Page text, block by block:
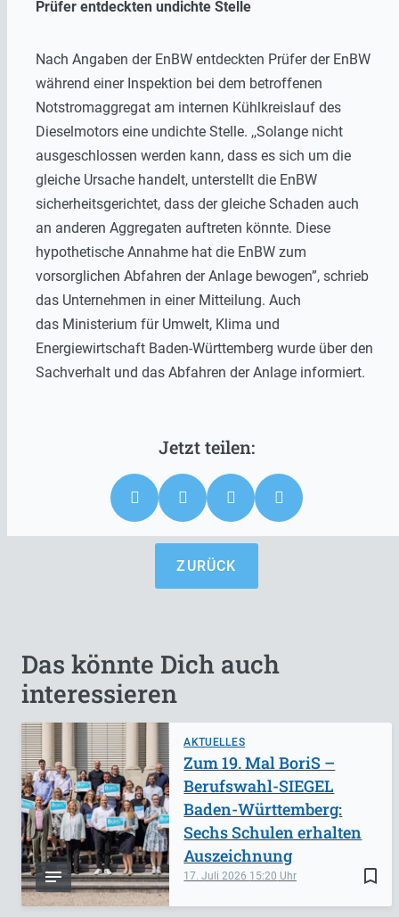
Prüfer entdeckten undichte Stelle
Nach Angaben der EnBW entdeckten Prüfer der EnBW
während einer Inspektion bei dem betroffenen
Notstromaggregat am internen Kühlkreislauf des
Dieselmotors eine undichte Stelle. ,,Solange nicht
ausgeschlossen werden kann, dass es sich um die
gleiche Ursache handelt, unterstellt die EnBW
sicherheitsgerichtet, dass der gleiche Schaden auch
an anderen Aggregaten auftreten könnte. Diese
hypothetische Annahme hat die EnBW zum
vorsorglichen Abfahren der Anlage bewogen”, schrieb
das Unternehmen in einer Mitteilung. Auch
das Ministerium für Umwelt, Klima und
Energiewirtschaft Baden-Württemberg wurde über den
Sachverhalt und das Abfahren der Anlage informiert.
ZURÜCK
Das könnte Dich auch
interessieren
AKTUELLES
bookmark_border
17. Juli 2026 15:20
Zum 19. Mal BoriS –
Berufswahl-SIEGEL
Baden-Württemberg:
Sechs Schulen erhalten
Auszeichnung